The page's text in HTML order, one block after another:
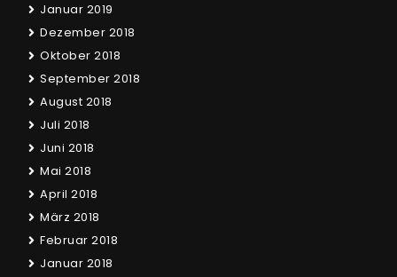
Januar 2019
Dezember 2018
Oktober 2018
September 2018
August 2018
Juli 2018
Juni 2018
Mai 2018
April 2018
März 2018
Februar 2018
Januar 2018